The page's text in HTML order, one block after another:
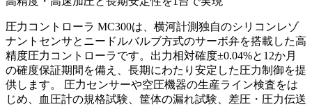
圧力コントローラ MC300は、横河計測独自のシリコンレゾ
ナントセンサとニードルバルブ方式のサーボ弁を搭載した高
精度圧力コントローラです。出力相対確度±0.04%と12か月
の確度保証期間を備え、長期にわたり安定した圧力制御を提
供します。 圧力センサーや空圧機器の生産ライン検査をは
じめ、血圧計の規格試験、筐体の漏れ試験、差圧・圧力伝送